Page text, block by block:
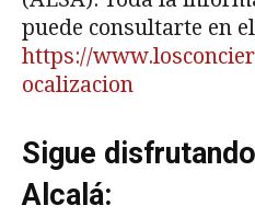
puede consultarte en
https://
ocalizacion
Sigue
Alcalá: